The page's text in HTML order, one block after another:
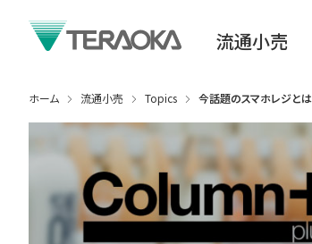
流通小売
ホーム 流通小売 Topics 今話題のスマホレジと